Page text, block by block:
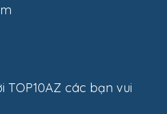
TOP10AZ các bạn vui